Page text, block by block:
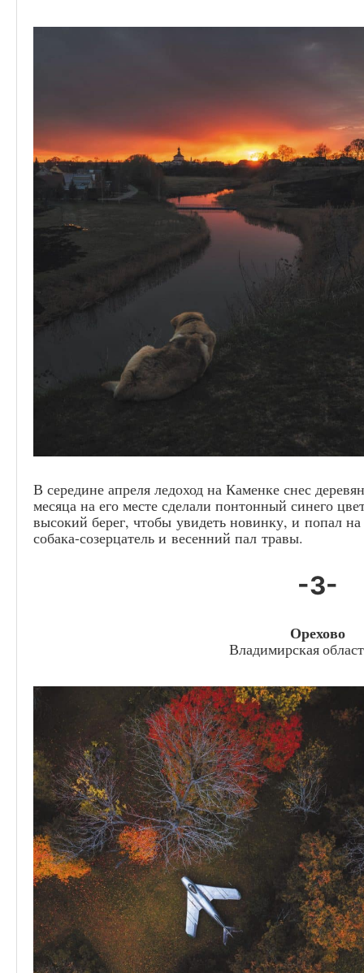
В середине апреля ледоход на Каменке снес
месяца на его месте сделали понтонный синего
высокий берег, чтобы увидеть новинку, и попал
собака-созерцатель и весенний пал травы.
-3-
Орехово
Владимирская